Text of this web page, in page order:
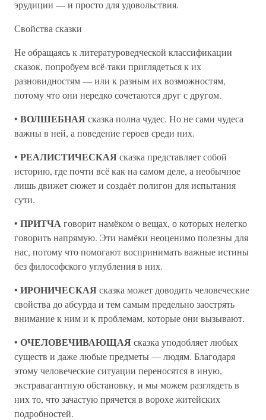
эрудиции — и просто для удовольствия.
Свойства сказки
Не обращаясь к литературоведческой классификации
сказок, попробуем всё-таки приглядеться к их
разновидностям — или к разным их возможностям,
потому что они нередко сочетаются друг с другом.
• ВОЛШЕБНАЯсказка полна чудес. Но не сами чудеса
важны в ней, а поведение героев среди них.
• РЕАЛИСТИЧЕСКАЯсказка представляет собой
историю, где почти всё как на самом деле, а необычное
лишь движет сюжет и создаёт полигон для испытания
сути.
• ПРИТЧАговорит намёком о вещах, о которых нелегко
говорить напрямую. Эти намёки неоценимо полезны для
нас, потому что помогают воспринимать важные истины
без философского углубления в них.
• ИРОНИЧЕСКАЯсказка может доводить человеческие
свойства до абсурда и тем самым предельно заострять
внимание к ним и к проблемам, которые они вызывают.
• ОЧЕЛОВЕЧИВАЮЩАЯсказка уподобляет любых
существ и даже любые предметы — людям. Благодаря
этому человеческие ситуации переносятся в иную,
экстравагантную обстановку, и мы можем разглядеть в
них то, что зачастую прячется в ворохе житейских
подробностей.